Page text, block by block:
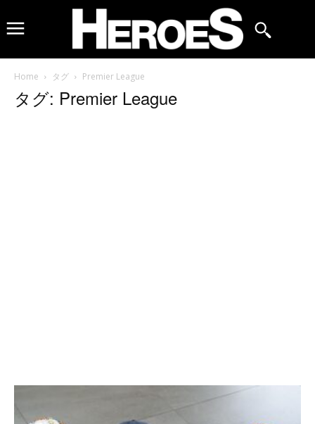
Home タグ Premier League
タグ: Premier League